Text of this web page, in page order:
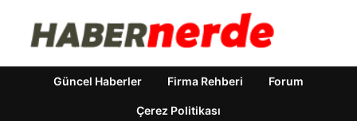
Güncel Haberler Firma Rehberi Forum
Çerez Politikası